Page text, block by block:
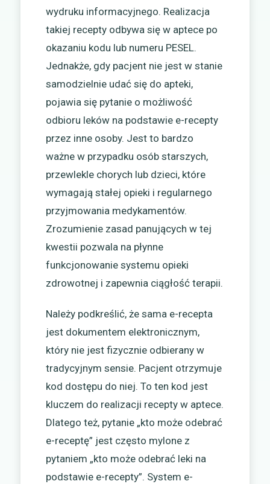
wydruku informacyjnego. Realizacja
takiej recepty odbywa się w aptece po
okazaniu kodu lub numeru PESEL.
Jednakże, gdy pacjent nie jest w stanie
samodzielnie udać się do apteki,
pojawia się pytanie o możliwość
odbioru leków na podstawie e-recepty
przez inne osoby. Jest to bardzo
ważne w przypadku osób starszych,
przewlekle chorych lub dzieci, które
wymagają stałej opieki i regularnego
przyjmowania medykamentów.
Zrozumienie zasad panujących w tej
kwestii pozwala na płynne
funkcjonowanie systemu opieki
zdrowotnej i zapewnia ciągłość terapii.
Należy podkreślić, że sama e-recepta
jest dokumentem elektronicznym,
który nie jest fizycznie odbierany w
tradycyjnym sensie. Pacjent otrzymuje
kod dostępu do niej. To ten kod jest
kluczem do realizacji recepty w aptece.
Dlatego też, pytanie „kto może odebrać
e-receptę” jest często mylone z
pytaniem „kto może odebrać leki na
podstawie e-recepty”. System e-